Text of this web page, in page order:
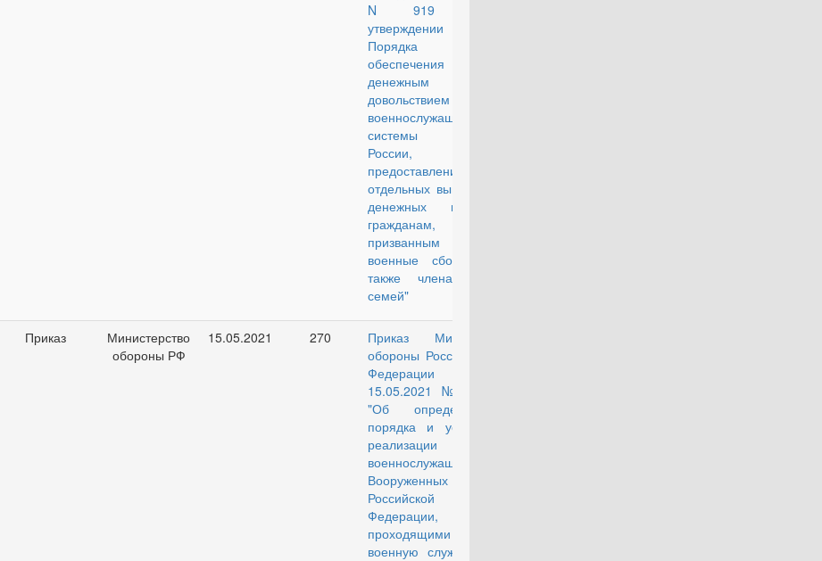
N 919 "Об
утверждении
Порядка
обеспечения
денежным
довольствием
военнослужащих
системы МЧС
России,
предоставления им
отдельных выплат и
денежных выплат
гражданам,
призванным на
военные сборы, а
также членам их
семей"
Приказ
Министерство
обороны РФ
15.05.2021 270
Приказ Министра
обороны Российской
Федерации от
15.05.2021 № 270
"Об определении
порядка и условий
реализации
военнослужащими
Вооруженных Сил
Российской
Федерации,
проходящими
военную службу по